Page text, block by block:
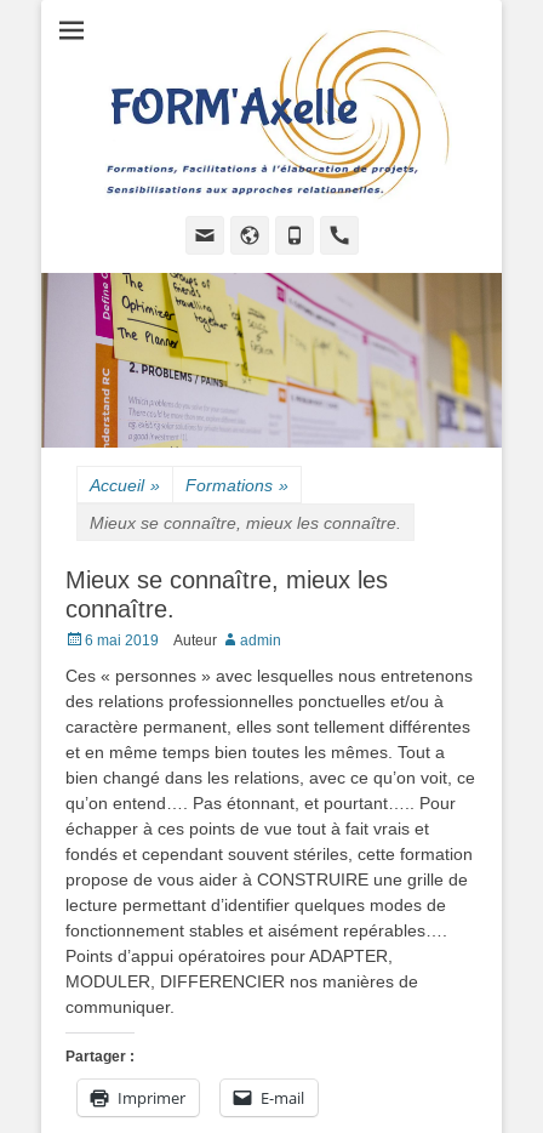
FORMAXELLE -
I.R.A.A.P.P.
Formations, Facilitations à l'élaboration de projets, Sensibilisations
aux approches relationnelles.
Email Site
Tél
Accueil » Formations »
Mieux se connaître, mieux les connaître.
Mieux se connaître, mieux les
connaître.
Posté6 mai 2019 Auteur admin
Ces « personnes » avec lesquelles nous entretenons
des relations professionnelles ponctuelles et/ou à
caractère permanent, elles sont tellement différentes
et en même temps bien toutes les mêmes. Tout a
bien changé dans les relations, avec ce qu’on voit, ce
qu’on entend…. Pas étonnant, et pourtant….. Pour
échapper à ces points de vue tout à fait vrais et
fondés et cependant souvent stériles, cette formation
propose de vous aider à CONSTRUIRE une grille de
lecture permettant d’identifier quelques modes de
fonctionnement stables et aisément repérables….
Points d’appui opératoires pour ADAPTER,
MODULER, DIFFERENCIER nos manières de
communiquer.
Partager :
Imprimer E-mail